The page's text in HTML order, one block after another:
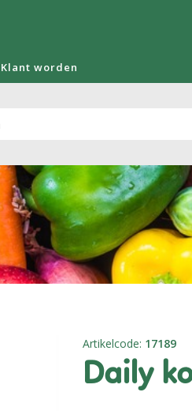
Klant worden
Artikelcode: 17189
daily